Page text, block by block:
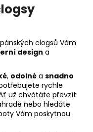
clogsů Vám
design a
, odolné a snadno
rychle
už chvátáte převzít
nebo hledáte
Vám poskytnou